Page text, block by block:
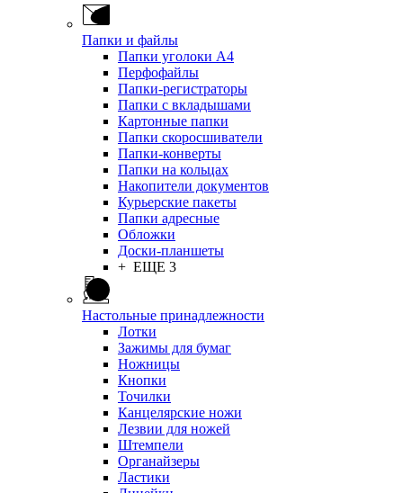
Папки и файлы
Папки уголоки А4
Перфофайлы
Папки-регистраторы
Папки с вкладышами
Картонные папки
Папки скоросшиватели
Папки-конверты
Папки на кольцах
Накопители документов
Курьерские пакеты
Папки адресные
Обложки
Доски-планшеты
+ ЕЩЕ 3
Настольные принадлежности
Лотки
Зажимы для бумаг
Ножницы
Кнопки
Точилки
Канцелярские ножи
Лезвии для ножей
Штемпели
Органайзеры
Ластики